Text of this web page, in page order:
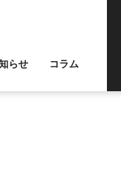
らせ コラム